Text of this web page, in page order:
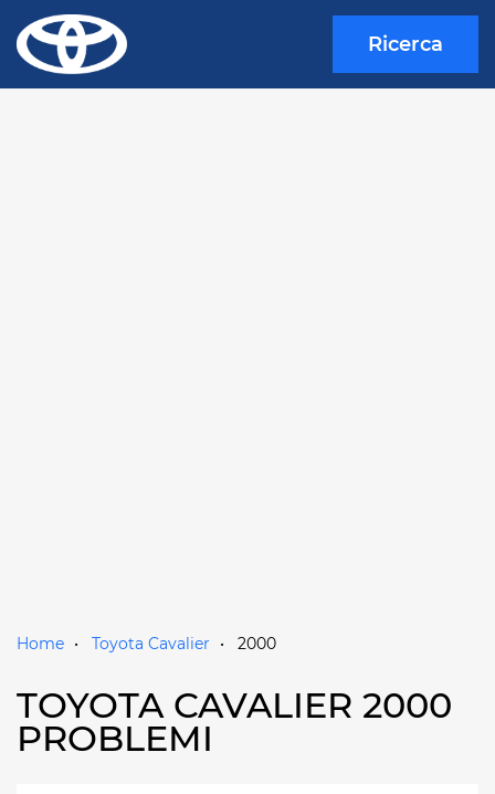
Ricerca
Home Toyota Cavalier 2000
TOYOTA CAVALIER 2000
PROBLEMI